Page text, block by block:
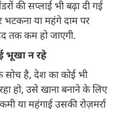
की सप्लाई भी बढ़ा दी गई
या महंगे दाम पर
तक कम हो जाएगी.
भूखा न रहे
है, देश का कोई भी
हो, उसे खाना बनाने के लिए
या महंगाई उसकी रोज़मर्रा